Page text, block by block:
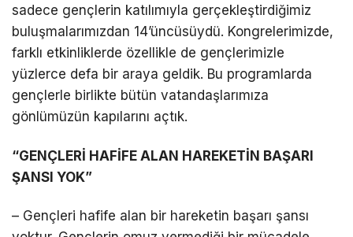
sadece gençlerin katılımıyla gerçekleştirdiğimiz
buluşmalarımızdan 14’üncüsüydü. Kongrelerimizde,
farklı etkinliklerde özellikle de gençlerimizle
yüzlerce defa bir araya geldik. Bu programlarda
gençlerle birlikte bütün vatandaşlarımıza
gönlümüzün kapılarını açtık.
“GENÇLERİ HAFİFE ALAN HAREKETİN BAŞARI
ŞANSI YOK”
– Gençleri hafife alan bir hareketin başarı şansı